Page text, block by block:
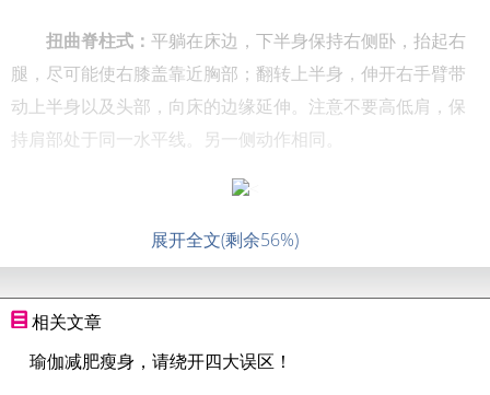
扭曲脊柱式： 平躺在床边，下半身保持右侧卧，抬起右
腿，尽可能使右膝盖靠近胸部；翻转上半身，伸开右手臂带
动上半身以及头部，向床的边缘延伸。注意不要高低肩，保
持肩部处于同一水平线。另一侧动作相同。
<
展开全文(剩余56%)
相关文章
瑜伽减肥瘦身，请绕开四大误区！